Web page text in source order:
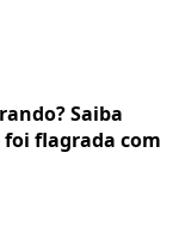
Saiba
flagrada com